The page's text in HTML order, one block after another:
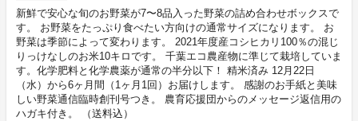
新鮮で安心な旬のお野菜が7〜8品入った野菜の詰め合わせボックスで
す。 お野菜をたっぷり食べたい方向けの通常サイズになります。 お
野菜は季節によって変わります。 2021年度産コシヒカリ100％の混じ
りっけなしのお米10キロです。 千葉エコ農産物に準じて栽培していま
す。化学肥料と化学農薬が通常の半分以下！ 精米済み 12月22日
（水）から6ヶ月間（1ヶ月1回）お届けします。 感謝のお手紙と美味
しい野菜通信臨時創刊号つき。 農育応援団からのメッセージ返信用の
ハガキ付き。 （送料込）